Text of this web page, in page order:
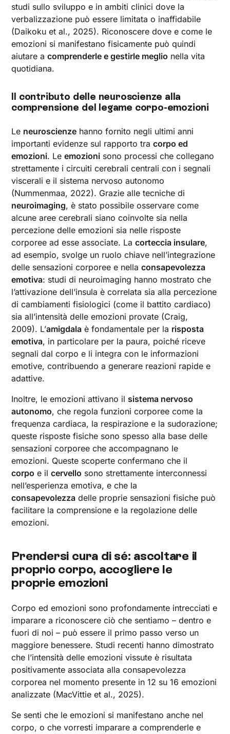
studi sullo sviluppo e in ambiti clinici dove la
verbalizzazione può essere limitata o inaffidabile
(Daikoku et al., 2025). Riconoscere dove e come le
emozioni si manifestano fisicamente può quindi
aiutare acomprenderle e gestirle meglio nella vita
quotidiana.
Il contributo delle neuroscienze alla
comprensione del legame corpo-emozioni
Le neuroscienze hanno fornito negli ultimi anni
importanti evidenze sul rapporto tracorpo ed
emozioni. Leemozioni sono processi che collegano
strettamente i circuiti cerebrali centrali con i segnali
viscerali e il sistema nervoso autonomo
(Nummenmaa, 2022). Grazie alle tecniche di
neuroimaging, è stato possibile osservare come
alcune aree cerebrali siano coinvolte sia nella
percezione delle emozioni sia nelle risposte
corporee ad esse associate. Lacorteccia insulare,
ad esempio, svolge un ruolo chiave nell’integrazione
delle sensazioni corporee e nellaconsapevolezza
emotiva: studi di neuroimaging hanno mostrato che
l’attivazione dell’insula è correlata sia alla percezione
di cambiamenti fisiologici (come il battito cardiaco)
sia all’intensità delle emozioni provate (Craig,
2009). L’amigdala è fondamentale per la risposta
emotiva, in particolare per la paura, poiché riceve
segnali dal corpo e li integra con le informazioni
emotive, contribuendo a generare reazioni rapide e
adattive.
Inoltre, le emozioni attivano il sistema nervoso
autonomo, che regola funzioni corporee come la
frequenza cardiaca, la respirazione e la sudorazione;
queste risposte fisiche sono spesso alla base delle
sensazioni corporee che accompagnano le
emozioni. Queste scoperte confermano che il
corpo e ilcervello sono strettamente interconnessi
nell’esperienza emotiva, e che la
consapevolezza delle proprie sensazioni fisiche può
facilitare la comprensione e la regolazione delle
emozioni.
Prendersi cura di sé: ascoltare il
proprio corpo, accogliere le
proprie emozioni
Corpo ed emozioni sono profondamente intrecciati e
imparare a riconoscere ciò che sentiamo – dentro e
fuori di noi – può essere il primo passo verso un
maggiore benessere. Studi recenti hanno dimostrato
che l’intensità delle emozioni vissute è risultata
positivamente associata alla consapevolezza
corporea nel momento presente in 12 su 16 emozioni
analizzate (MacVittie et al., 2025).
Se senti che le emozioni si manifestano anche nel
corpo, o che vorresti imparare a comprenderle e